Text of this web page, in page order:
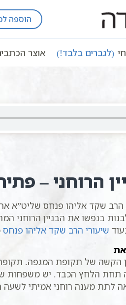
הוספה
(לגברים בלבד!) אוצר
וידאו הבניין הרוחני לפי
הרוחני –
שקד אליהו פנחס שליט”א את
בנפשו את הבניין הרוחני
שיעורי הרב שקד אליהו פנחס
הקשה של תקופת המגפה.
תחת הלחץ הכבד. יש משפחות
מענה רוחני אמיתי לשעה